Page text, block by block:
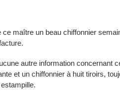
maître un beau chiffonnier
autre information concernant
et un chiffonnier à huit tiroirs,